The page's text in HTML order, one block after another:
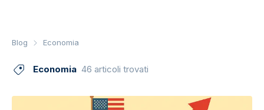
Blog Economia
Economia 46 articoli trovati